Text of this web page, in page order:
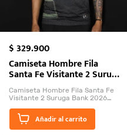
$329.900
Camiseta Hombre Fila
Santa Fe Visitante 2 Suruga
Bank 2026
Camiseta Hombre Fila Santa Fe
Visitante 2 Suruga Bank 2026
El Rugido del Sol Naciente:
“Primeros para la Et...
Añadir al carrito